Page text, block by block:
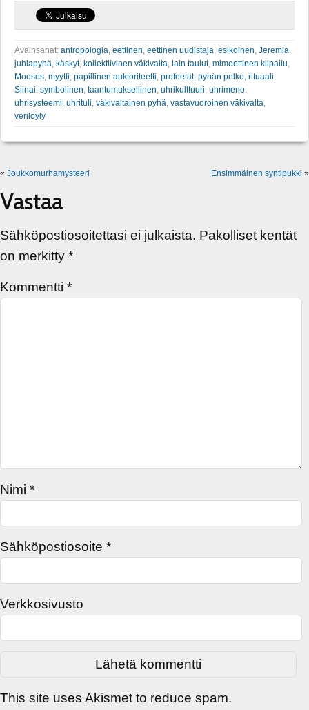
Avainsanat: antropologia eettinen eettinen uudistaja esikoinen Jeremia
juhlapyhä käskyt, kollektiivinen väkivalta lain taulut, mimeettinen kilpailu
Mooses myytti papillinen auktoriteetti profeetat, pyhän pelko rituaali
Siinai symbolinen taantumuksellinen uhrikulttuuri uhrimeno
uhrisysteemi uhrituli väkivaltainen pyhä vastavuoroinen väkivalta
verilöyly
« Joukkomurhamysteeri Ensimmäinen syntipukki »
Vastaa
Sähköpostiosoitettasi ei julkaista. Pakolliset kentät
on merkitty *
Kommentti *
Nimi *
Sähköpostiosoite *
Verkkosivusto
This site uses Akismet to reduce spam.